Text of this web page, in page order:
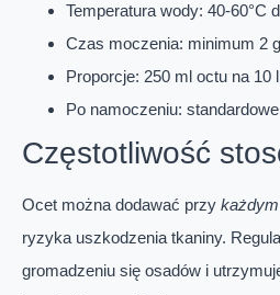
Temperatura wody: 40-60°C
Czas moczenia: minimum 2
Proporcje: 250 ml octu na 10
Po namoczeniu:
Częstotliwość
Ocet można dodawać przy
ryzyka uszkodzenia tkaniny.
gromadzeniu się osadów i